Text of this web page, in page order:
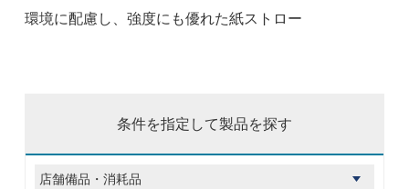
環境に配慮し、強度にも優れた紙ストロー
条件を指定して製品を探す